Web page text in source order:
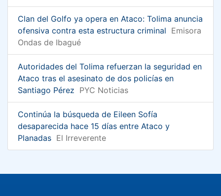
Clan del Golfo ya opera en Ataco: Tolima anuncia
ofensiva contra esta estructura criminal Emisora
Ondas de Ibagué
Autoridades del Tolima refuerzan la seguridad en
Ataco tras el asesinato de dos policías en
Santiago Pérez PYC Noticias
Continúa la búsqueda de Eileen Sofía
desaparecida hace 15 días entre Ataco y
Planadas El Irreverente